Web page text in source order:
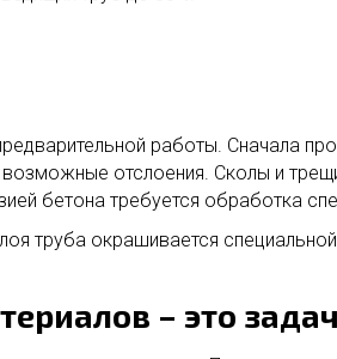
работы. Сначала
возможные отслоения. Сколы и
бетона требуется обработка
труба окрашивается
– это